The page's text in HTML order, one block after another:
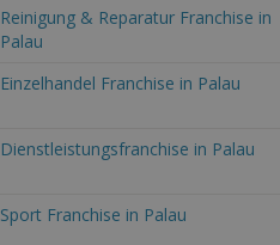
Reinigung & Reparatur Franchise in
Palau
Einzelhandel Franchise in Palau
Dienstleistungsfranchise in Palau
Sport Franchise in Palau